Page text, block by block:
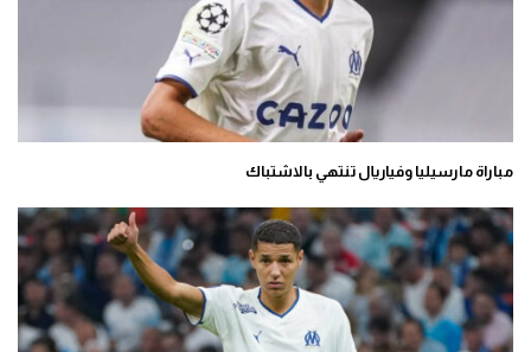
مباراة مارسيليا وفياريال تنتهي بالاشتباك